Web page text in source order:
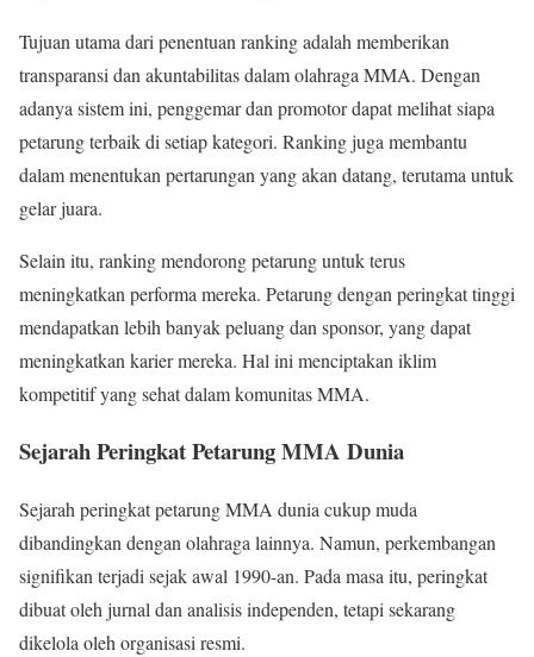
Tujuan utama dari penentuan ranking adalah memberikan
transparansi dan akuntabilitas dalam olahraga MMA. Dengan
adanya sistem ini, penggemar dan promotor dapat melihat siapa
petarung terbaik di setiap kategori. Ranking juga membantu
dalam menentukan pertarungan yang akan datang, terutama untuk
gelar juara.
Selain itu, ranking mendorong petarung untuk terus
meningkatkan performa mereka. Petarung dengan peringkat tinggi
mendapatkan lebih banyak peluang dan sponsor, yang dapat
meningkatkan karier mereka. Hal ini menciptakan iklim
kompetitif yang sehat dalam komunitas MMA.
Sejarah Peringkat Petarung MMA Dunia
Sejarah peringkat petarung MMA dunia cukup muda
dibandingkan dengan olahraga lainnya. Namun, perkembangan
signifikan terjadi sejak awal 1990-an. Pada masa itu, peringkat
dibuat oleh jurnal dan analisis independen, tetapi sekarang
dikelola oleh organisasi resmi.